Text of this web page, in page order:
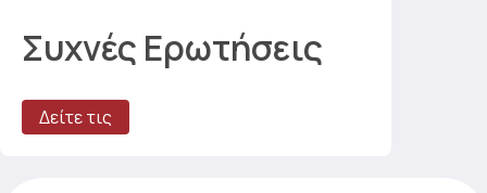
Συχνές Ερωτήσεις
Δείτε τις